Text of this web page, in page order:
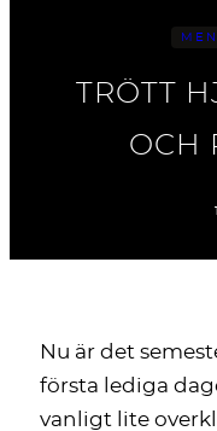
TRÖTT
OCH
Nu är det
första lediga
vanligt lite